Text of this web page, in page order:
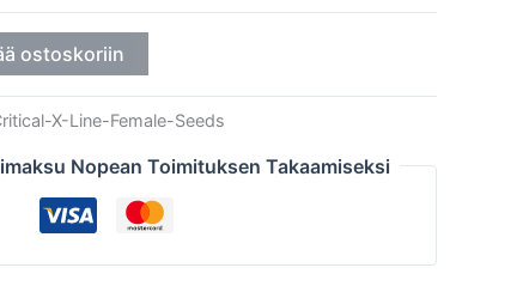
ostoskoriin
X-Line-Female-Seeds
Nopean Toimituksen Takaamiseksi